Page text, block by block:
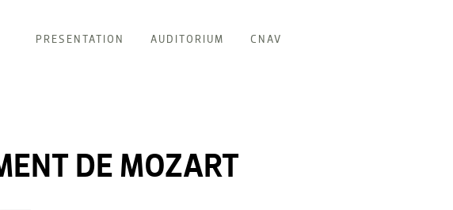
PRESENTATION AUDITORIUM CNAV
DE MOZART